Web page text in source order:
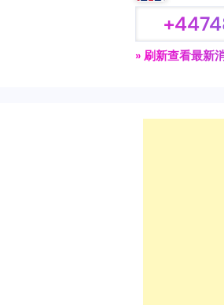
» 刷新查看最新